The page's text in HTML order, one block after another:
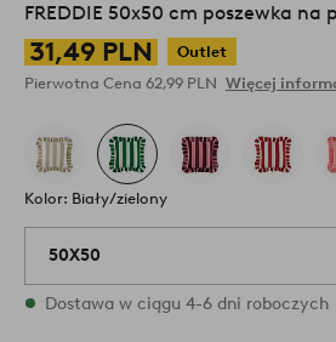
FREDDIE 50x50 cm poszewka na
31,49 PLN
Outlet
Pierwotna Cena 62,99 PLN Więcej
Kolor: Biały/zielony
50X50
W magazynie
Dostawa w ciągu 4-6 dni roboczych